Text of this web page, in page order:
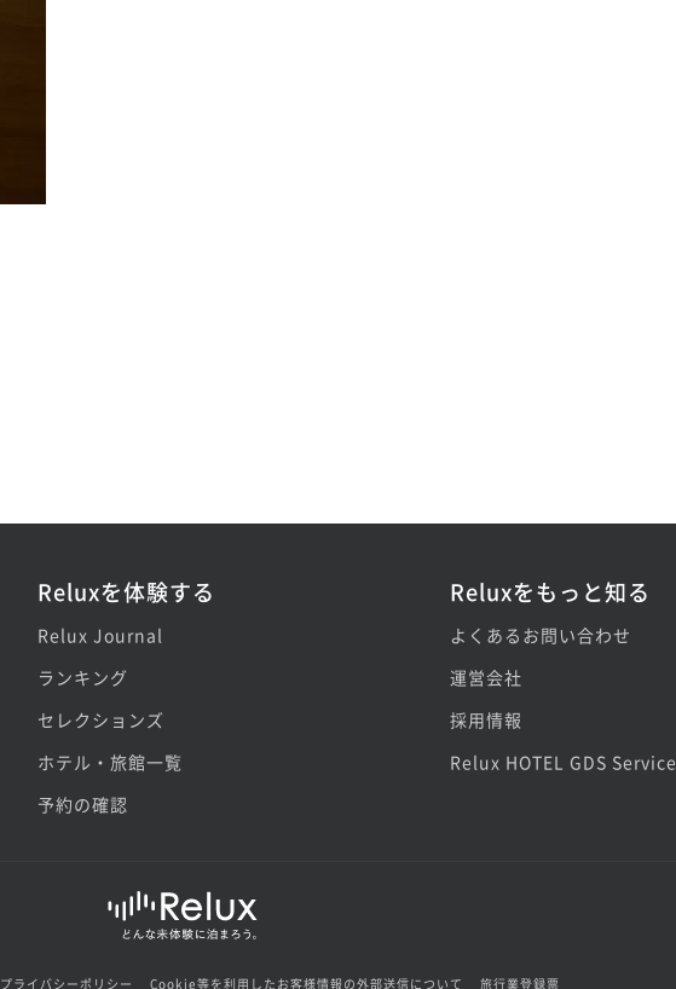
Reluxを体験する
Relux Journal
ランキング
セレクションズ
ホテル・旅館一覧
予約の確認
Reluxをもっと知る
よくあるお問い合わせ
運営会社
採用情報
Relux HOTEL GDS Service
プライバシーポリシー Cookie等を利用したお客様情報の外部送信について 旅行業登録票